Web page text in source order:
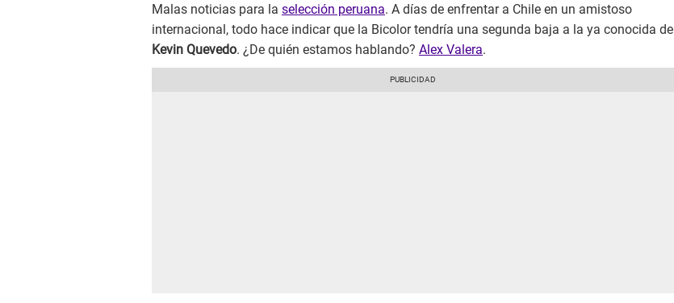
Malas noticias para la selección peruana. A días de enfrentar a Chile en un amistoso
internacional, todo hace indicar que la Bicolor tendría una segunda baja a la ya conocida de
Kevin Quevedo. ¿De quién estamos hablando? Alex Valera.